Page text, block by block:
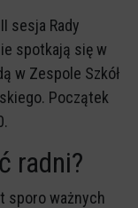
sesja Rady
spotkają się w
w Zespole Szkół
Początek
radni?
sporo ważnych